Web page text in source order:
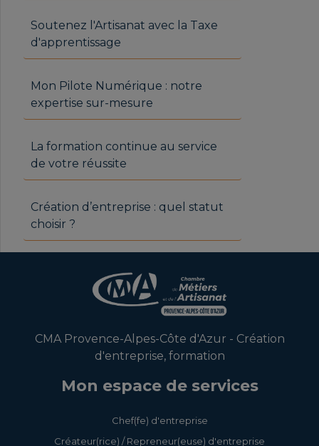
Soutenez l'Artisanat avec la Taxe
d'apprentissage
Mon Pilote Numérique : notre
expertise sur-mesure
La formation continue au service
de votre réussite
Création d’entreprise : quel statut
choisir ?
CMA Provence-Alpes-Côte d'Azur - Création
d'entreprise, formation
Mon espace de services
Chef(fe) d'entreprise
Créateur(rice) / Repreneur(euse) d'entreprise